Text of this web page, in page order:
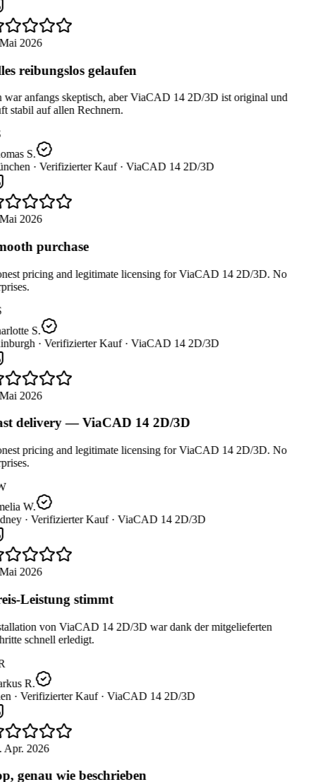
2026
reibungslos gelaufen
anfangs skeptisch, aber ViaCAD 14 2D/3D ist original und
stabil auf allen Rechnern.
S.
· Verifizierter Kauf · ViaCAD 14 2D/3D
2026
purchase
pricing and legitimate licensing for ViaCAD 14 2D/3D. No
S.
· Verifizierter Kauf · ViaCAD 14 2D/3D
2026
delivery — ViaCAD 14 2D/3D
pricing and legitimate licensing for ViaCAD 14 2D/3D. No
W.
· Verifizierter Kauf · ViaCAD 14 2D/3D
2026
Leistung stimmt
von ViaCAD 14 2D/3D war dank der mitgelieferten
schnell erledigt.
R.
· Verifizierter Kauf · ViaCAD 14 2D/3D
2026
genau wie beschrieben